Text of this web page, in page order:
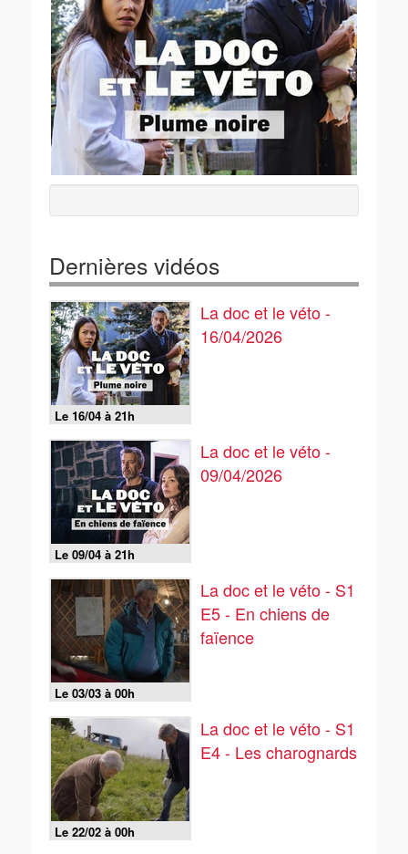
Dernières vidéos
Le 16/04 à 21h
La doc et le véto -
16/04/2026
Le 09/04 à 21h
La doc et le véto -
09/04/2026
Le 03/03 à 00h
La doc et le véto - S1
E5 - En chiens de
faïence
Le 22/02 à 00h
La doc et le véto - S1
E4 - Les charognards